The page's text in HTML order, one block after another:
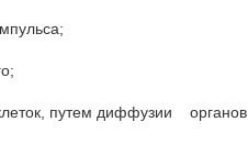
путем диффузии органов